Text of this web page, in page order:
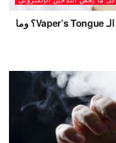
هل تفتقد لحاسة التذوق أو الشَم؟ ما هو الـ Vaper’s Tongue؟ وما